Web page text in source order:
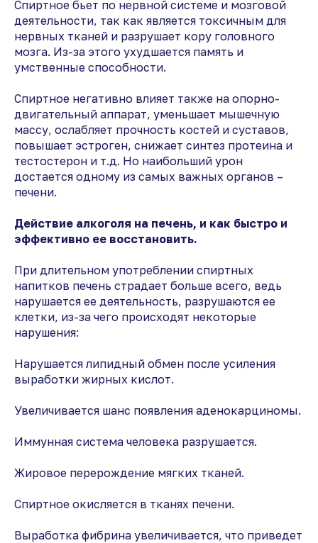
Спиртное бьет по нервной системе и мозговой
деятельности, так как является токсичным для
нервных тканей и разрушает кору головного
мозга. Из-за этого ухудшается память и
умственные способности.
Спиртное негативно влияет также на опорно-
двигательный аппарат, уменьшает мышечную
массу, ослабляет прочность костей и суставов,
повышает эстроген, снижает синтез протеина и
тестостерон и т.д. Но наибольший урон
достается одному из самых важных органов –
печени.
Действие алкоголя на печень, и как быстро и
эффективно ее восстановить.
При длительном употреблении спиртных
напитков печень страдает больше всего, ведь
нарушается ее деятельность, разрушаются ее
клетки, из-за чего происходят некоторые
нарушения:
Нарушается липидный обмен после усиления
выработки жирных кислот.
Увеличивается шанс появления аденокарциномы.
Иммунная система человека разрушается.
Жировое перерождение мягких тканей.
Спиртное окисляется в тканях печени.
Выработка фибрина увеличивается, что приведет